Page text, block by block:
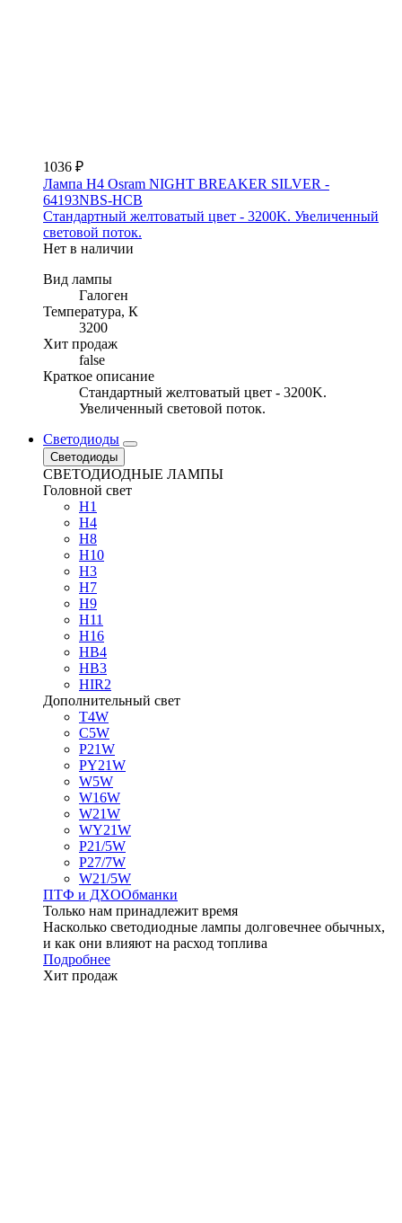
1036 ₽
Лампа H4 Osram NIGHT BREAKER SILVER -
64193NBS-HCB
Стандартный желтоватый цвет - 3200K. Увеличенный
световой поток.
Нет в наличии
Вид лампы
Галоген
Температура, К
3200
Хит продаж
false
Краткое описание
Стандартный желтоватый цвет - 3200K.
Увеличенный световой поток.
Светодиоды
Светодиоды
СВЕТОДИОДНЫЕ ЛАМПЫ
Головной свет
H1
H4
H8
H10
H3
H7
H9
H11
H16
HB4
HB3
HIR2
Дополнительный свет
T4W
C5W
P21W
PY21W
W5W
W16W
W21W
WY21W
P21/5W
P27/7W
W21/5W
ПТФ и ДXООбманки
Только нам принадлежит время
Насколько светодиодные лампы долговечнее обычных,
и как они влияют на расход топлива
Подробнее
Хит продаж